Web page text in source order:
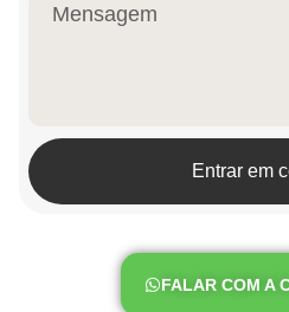
Entrar em
FALAR COM A